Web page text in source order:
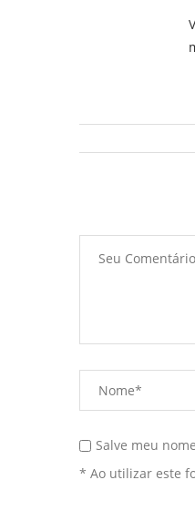
Salve meu
* Ao utilizar este